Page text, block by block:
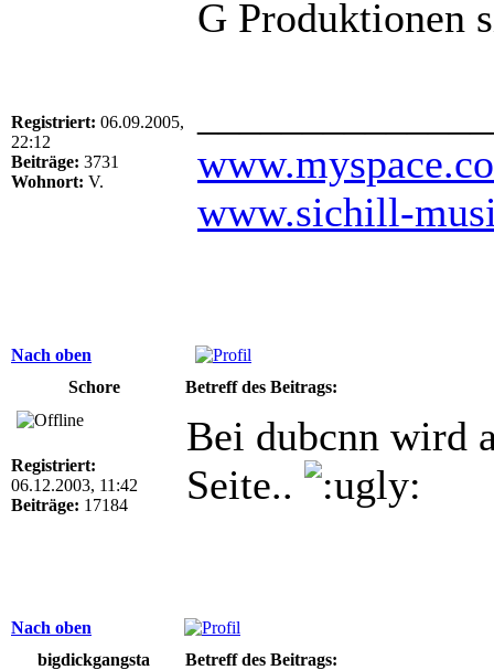
Registriert: 06.09.2005,
22:12
Beiträge: 3731
Wohnort: V.
G Produktionen
www.sichill-
Nach oben
Schore
Betreff des Beitrags:
Registriert:
06.12.2003, 11:42
Beiträge: 17184
Bei dubcnn wird
Seite..
Nach oben
bigdickgangsta
Betreff des Beitrags: